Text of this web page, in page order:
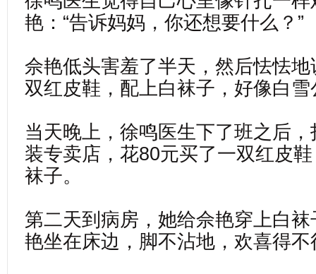
艳：“告诉妈妈，你还想要什么？”
佘艳低头害羞了半天，然后怯怯地
双红皮鞋，配上白袜子，好像白雪
当天晚上，徐鸣医生下了班之后
装专卖店，花80元买了一双红皮
袜子。
第二天到病房，她给佘艳穿上白
艳坐在床边，脚不沾地，欢喜得不